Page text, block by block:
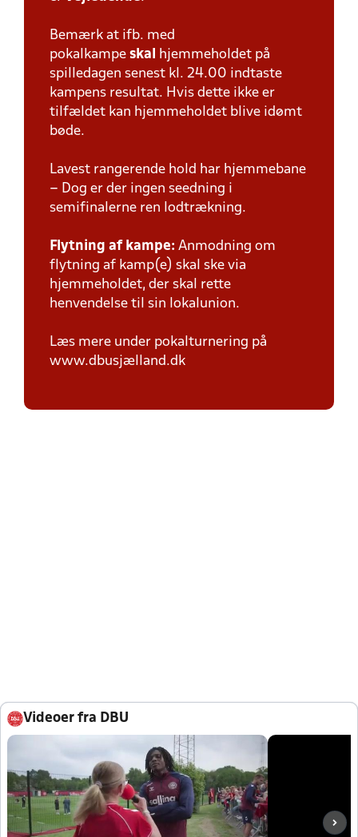
Bemærk at ifb. med
pokalkampe skal
hjemmeholdet på
spilledagen senest kl. 24.00 indtaste
kampens resultat. Hvis dette ikke er
tilfældet kan hjemmeholdet blive idømt
bøde.
Lavest rangerende hold har hjemmebane
– Dog er der ingen seedning i
semifinalerne ren lodtrækning.
Flytning af kampe: Anmodning om
flytning af kamp(e) skal ske via
hjemmeholdet, der skal rette
henvendelse til sin lokalunion.
Læs mere under pokalturnering på
www.dbusjælland.dk
Videoer fra DBU